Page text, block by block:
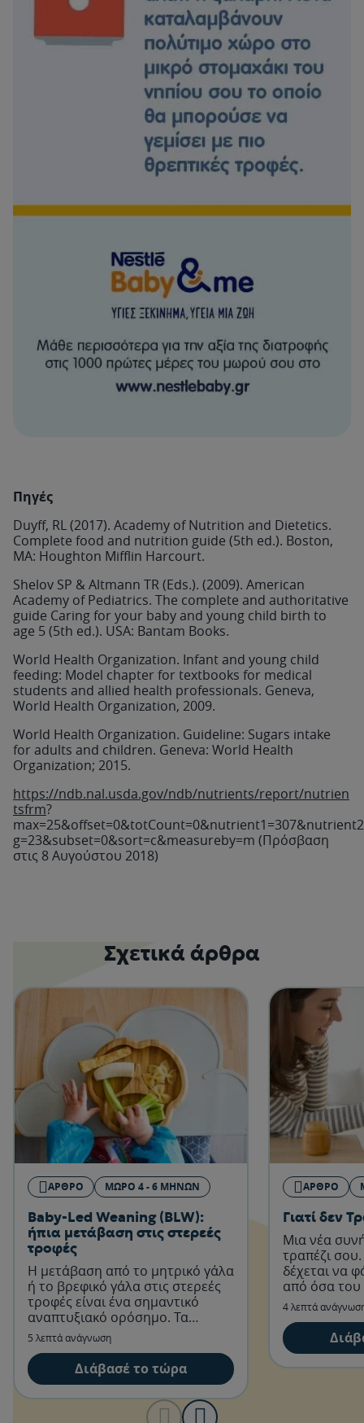
Πηγές
Duyff, RL (2017). Academy of Nutrition and Dietetics.
Complete food and nutrition guide (5th ed.). Boston,
MA: Houghton Mifflin Harcourt.
Shelov SP & Altmann TR (Eds.). (2009). American
Academy of Pediatrics. The complete and authoritative
guide Caring for your baby and young child birth to
age 5 (5th ed.). USA: Bantam Books.
World Health Organization. Infant and young child
feeding: Model chapter for textbooks for medical
students and allied health professionals. Geneva,
World Health Organization, 2009.
World Health Organization. Guideline: Sugars intake
for adults and children. Geneva: World Health
Organization; 2015.
https://ndb.nal.usda.gov/ndb/nutrients/report/nutrien
tsfrm?
g=23&subset=0&sort=c&measureby=m (Πρόσβαση
στις 8 Αυγούστου 2018)
Σχετικά άρθρα
ΆΡΘΡΟ ΜΩΡΌ 4 - 6 ΜΗΝΏΝ
Baby-Led Weaning (BLW):
ήπια μετάβαση στις στερεές
τροφές
Η μετάβαση από το μητρικό γάλα
ή το βρεφικό γάλα στις στερεές
τροφές είναι ένα σημαντικό
αναπτυξιακό ορόσημο. Τα
περισσότερα μωρά είναι έτοιμα
να ξεκινήσουν στερεές τροφές
περίπου στους 6 μήνες.
5 λεπτά ανάγνωση
Διάβασέ το τώρα
ΆΡΘΡΟ
Γιατί δεν
Μια νέα
τραπέζι
δέχεται να
από όσα του
υπάρχει
4 λεπτά